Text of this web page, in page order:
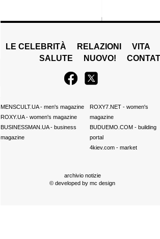
LE CELEBRITÀ RELAZIONI
VITA
SALUTE
NUOVO!
MENSCULT.UA- men's magazine
ROXY.UA- women's magazine
BUSINESSMAN.UA- business
magazine
ROXY7.NET- women's
magazine
BUDUEMO.COM- building
portal
4kiev.com- market
archivio notizie
© developed by mc design